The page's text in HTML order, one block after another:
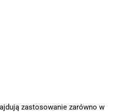
zastosowanie zarówno w